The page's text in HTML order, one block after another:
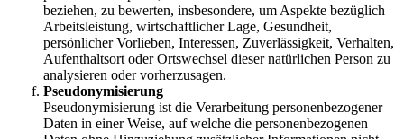
beziehen, zu bewerten, insbesondere, um Aspekte bezüglich
Arbeitsleistung, wirtschaftlicher Lage, Gesundheit,
persönlicher Vorlieben, Interessen, Zuverlässigkeit, Verhalten,
Aufenthaltsort oder Ortswechsel dieser natürlichen Person zu
analysieren oder vorherzusagen.
Pseudonymisierung
Pseudonymisierung ist die Verarbeitung personenbezogener
Daten in einer Weise, auf welche die personenbezogenen